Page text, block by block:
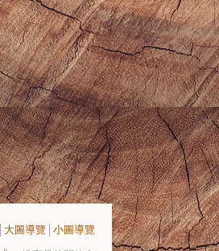
大圖導覽 小圖導覽